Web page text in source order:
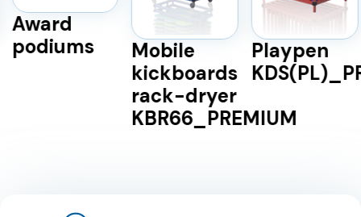
Award
podiums
Mobile
kickboards
rack-dryer
KBR66_PREMIUM
Playpen